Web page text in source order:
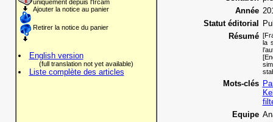
uniquement depuis l'Ircam
Ajouter la notice au panier
Retirer la notice du panier
English version
(full translation not yet available)
Liste complète des articles
Année
Statut éditorial
Résumé
la
Mots-clés
Equipe